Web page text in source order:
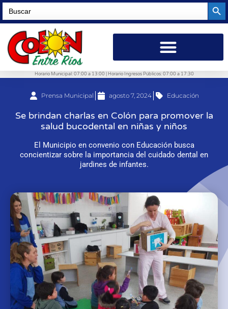
Search
for:
Horario Municipal: 07:00 a 13:00 | Horario Ingresos Públicos: 07:00 a 17:30
Prensa Municipal agosto 7, 2024 Educación
Se brindan charlas en Colón para promover la
salud bucodental en niñas y niños
El Municipio en convenio con Educación busca
concientizar sobre la importancia del cuidado dental en
jardines de infantes.